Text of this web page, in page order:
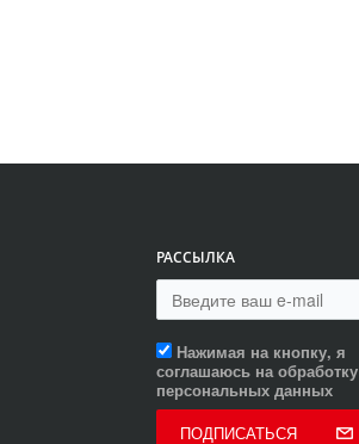
РАССЫЛКА
Нажимая на кнопку, я
соглашаюсь на обработку
персональных данных
ПОДПИСАТЬСЯ